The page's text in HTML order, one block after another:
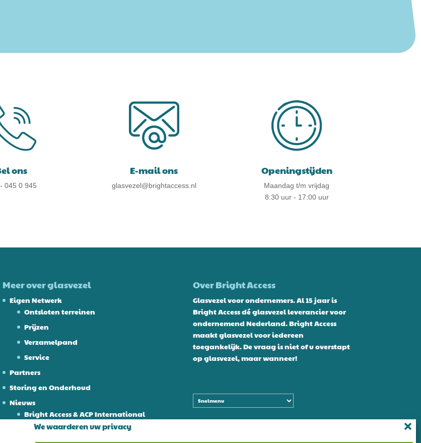
We waarderen uw privacy
ons
045 0 945
E-mail ons
glasvezel@brightaccess.nl
Openingstijden
Maandag t/m vrijdag
8:30 uur - 17:00 uur
Meer over glasvezel
Eigen Netwerk
Ontsloten terreinen
Prijzen
Verzamelpand
Service
Partners
Storing en Onderhoud
Nieuws
Bright Access & ACP International
26-8-2025 Bright Access en Eurofiber
Over Bright Access
Glasvezel voor ondernemers. Al 15 jaar is
Bright Access dé glasvezel leverancier voor
ondernemend Nederland. Bright Access
maakt glasvezel voor iedereen
toegankelijk. De vraag is niet of u overstapt
op glasvezel, maar wanneer!